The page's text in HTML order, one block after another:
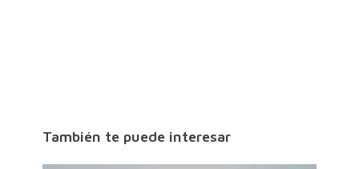
También te puede interesar